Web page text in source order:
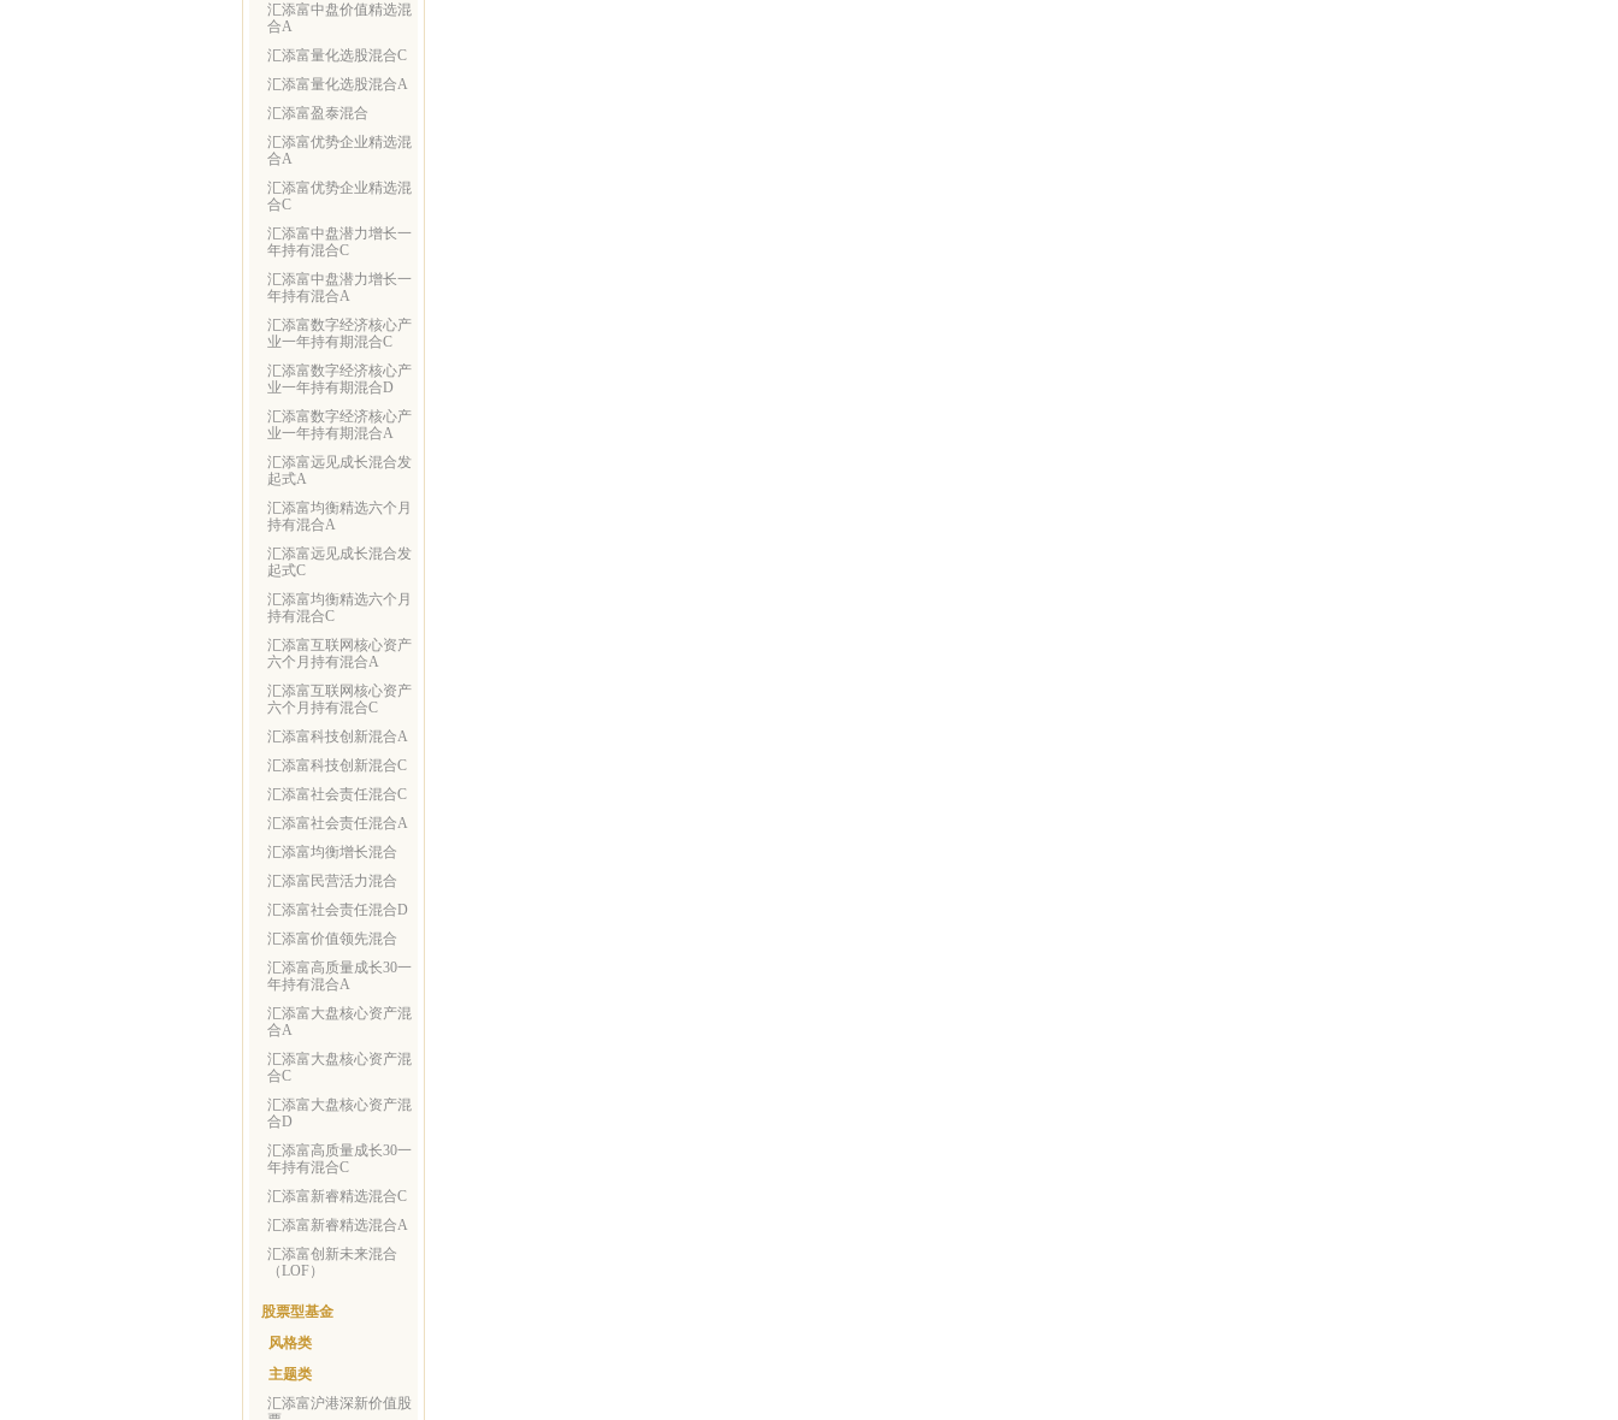
汇添富中盘价值精选混
合A
汇添富量化选股混合C
汇添富量化选股混合A
汇添富盈泰混合
汇添富优势企业精选混
合A
汇添富优势企业精选混
合C
汇添富中盘潜力增长一
年持有混合C
汇添富中盘潜力增长一
年持有混合A
汇添富数字经济核心产
业一年持有期混合C
汇添富数字经济核心产
业一年持有期混合D
汇添富数字经济核心产
业一年持有期混合A
汇添富远见成长混合发
起式A
汇添富均衡精选六个月
持有混合A
汇添富远见成长混合发
起式C
汇添富均衡精选六个月
持有混合C
汇添富互联网核心资产
六个月持有混合A
汇添富互联网核心资产
六个月持有混合C
汇添富科技创新混合A
汇添富科技创新混合C
汇添富社会责任混合C
汇添富社会责任混合A
汇添富均衡增长混合
汇添富民营活力混合
汇添富社会责任混合D
汇添富价值领先混合
汇添富高质量成长30一
年持有混合A
汇添富大盘核心资产混
合A
汇添富大盘核心资产混
合C
汇添富大盘核心资产混
合D
汇添富高质量成长30一
年持有混合C
汇添富新睿精选混合C
汇添富新睿精选混合A
汇添富创新未来混合
（LOF）
股票型基金
风格类
主题类
汇添富沪港深新价值股